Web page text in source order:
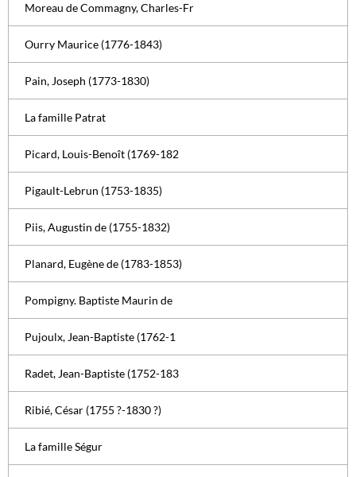
Moreau de Commagny, Charles-Fr
Ourry Maurice (1776-1843)
Pain, Joseph (1773-1830)
La famille Patrat
Picard, Louis-Benoît (1769-182
Pigault-Lebrun (1753-1835)
Piis, Augustin de (1755-1832)
Planard, Eugène de (1783-1853)
Pompigny. Baptiste Maurin de
Pujoulx, Jean-Baptiste (1762-1
Radet, Jean-Baptiste (1752-183
Ribié, César (1755 ?-1830 ?)
La famille Ségur